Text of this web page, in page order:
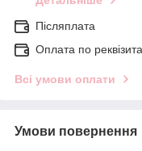
Післяплата
Оплата по
Всі умови оплати
Умови повернення